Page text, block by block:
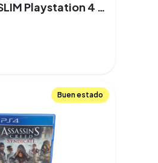
SONY PS4 SLIM Playstation 4 1 TB CON Mando
Buen estado